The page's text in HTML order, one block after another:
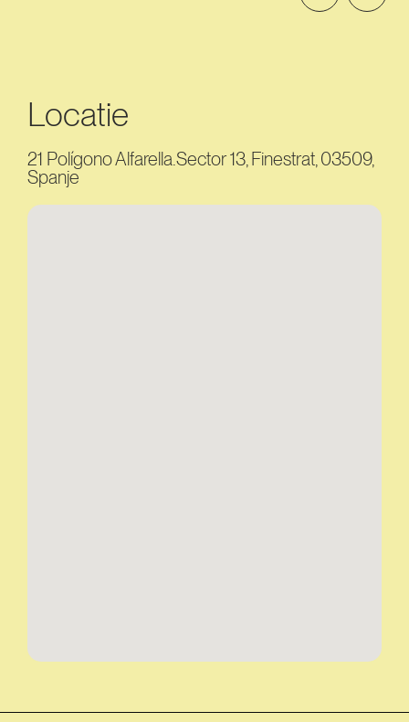
Locatie
21 Polígono Alfarella.Sector 13, Finestrat, 03509,
Spanje